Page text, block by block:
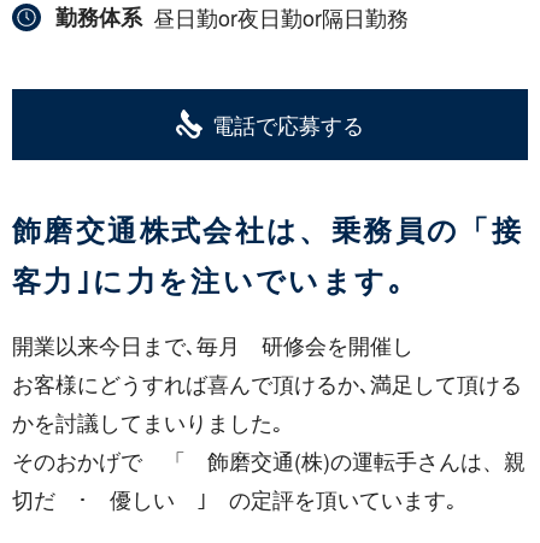
勤務体系 昼日勤or夜日勤or隔日勤務
電話で応募する
飾磨交通株式会社は、乗務員の「接
客力｣に力を注いでいます｡
開業以来今日まで､毎月 研修会を開催し
お客様にどうすれば喜んで頂けるか､満足して頂ける
かを討議してまいりました｡
そのおかげで 「 飾磨交通(株)の運転手さんは、親
切だ ･ 優しい ｣ の定評を頂いています｡